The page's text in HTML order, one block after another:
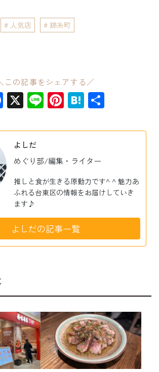
人気店 錦糸町
この記事をシェアする／
Facebook
X LinePinterest
Hatena
よしだ
めぐり部/編集・ライター
推しと食が生きる原動力です^ ^ 魅力あ
ふれる台東区の情報をお届けしていき
ます♪
よしだの記事一覧